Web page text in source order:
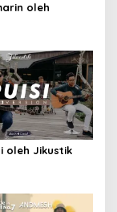
oleh
oleh Jikustik